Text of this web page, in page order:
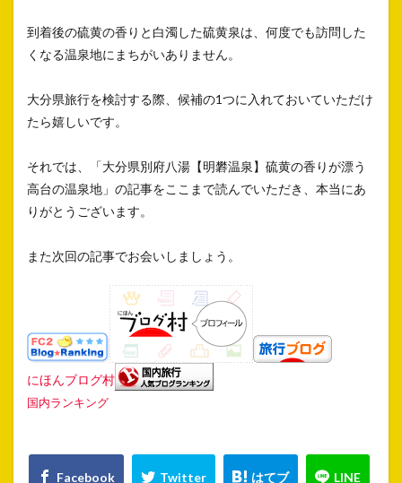
到着後の硫黄の香りと白濁した硫黄泉は、何度でも訪問した
くなる温泉地にまちがいありません。
大分県旅行を検討する際、候補の1つに入れておいていただけ
たら嬉しいです。
それでは、「大分県別府八湯【明礬温泉】硫黄の香りが漂う
高台の温泉地」の記事をここまで読んでいただき、本当にあ
りがとうございます。
また次回の記事でお会いしましょう。
にほんブログ村
国内ランキング